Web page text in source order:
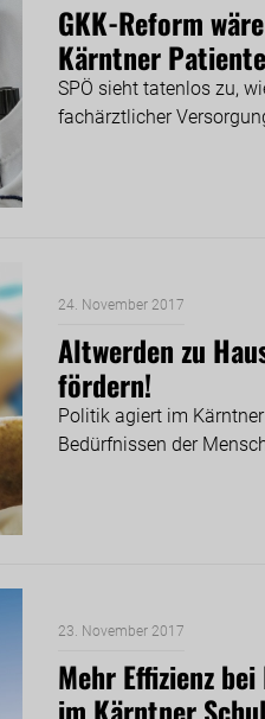
GKK-Reform
Kärntner
SPÖ sieht tatenlos zu,
fachärztlicher
24. November 2017
Altwerden zu
fördern!
Politik agiert im
Bedürfnissen der
23. November 2017
Mehr Effizienz
im Kärntner